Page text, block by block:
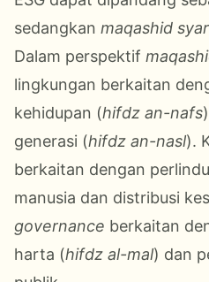
sedangkan maqashid
Dalam perspektif
lingkungan berkaitan
kehidupan (hifdz an-nafs
generasi (hifdz an-nasl).
berkaitan dengan
manusia dan distribusi
governance berkaitan
harta (hifdz al-mal) dan